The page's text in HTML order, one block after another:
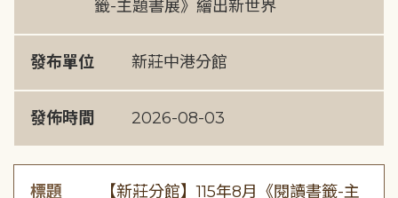
籤-主題書展》繪出新世界
發布單位 新莊中港分館
發佈時間 2026-08-03
標題
【新莊分館】115年8月《閱讀書籤-主